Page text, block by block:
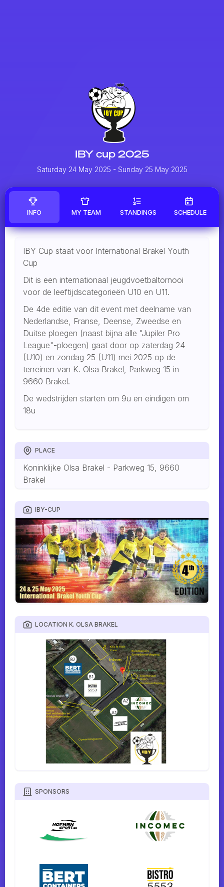
IBY cup 2025
Saturday 24 May 2025 - Sunday 25 May 2025
INFO MY TEAM STANDINGS SCHEDULE
IBY Cup staat voor International Brakel Youth
Cup
Dit is een internationaal jeugdvoetbaltornooi
voor de leeftijdscategorieën U10 en U11.
De 4de editie van dit event met deelname van
Nederlandse, Franse, Deense, Zweedse en
Duitse ploegen (naast bijna alle "Jupiler Pro
League"-ploegen) gaat door op zaterdag 24
(U10) en zondag 25 (U11) mei 2025 op de
terreinen van K. Olsa Brakel, Parkweg 15 in
9660 Brakel.
De wedstrijden starten om 9u en eindigen om
18u
PLACE
Koninklijke Olsa Brakel - Parkweg 15, 9660
Brakel
IBY-CUP
LOCATION K. OLSA BRAKEL
SPONSORS